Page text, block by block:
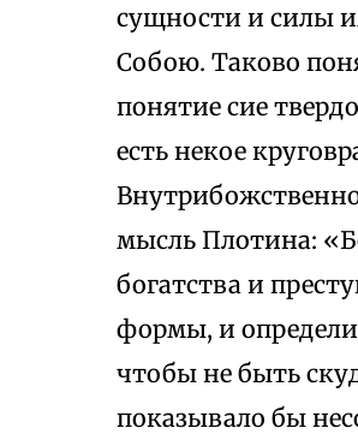
сущности и силы
Собою. Таково
понятие сие
есть некое
мысль Плотина:
богатства и
формы, и
чтобы не быть
показывало бы